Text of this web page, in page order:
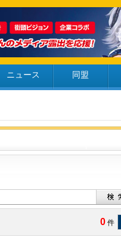
ニュース 同盟
0 件